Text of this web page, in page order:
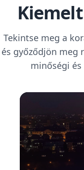
Tekintse meg a
és győződjön meg
minőségi